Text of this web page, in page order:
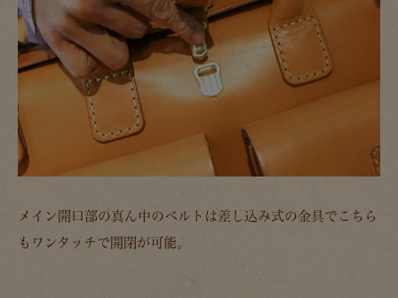
メイン開口部の真ん中のベルトは差し込み式の金具でこちら
もワンタッチで開閉が可能。